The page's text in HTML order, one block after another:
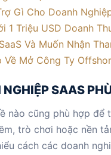
Gì Cho Doanh
1 Triệu USD Doanh
Và Muốn Nhận
Về Mở Công Ty
NGHIỆP SAAS
nào cũng phù hợp
trò chơi hoặc nền
cách các doanh